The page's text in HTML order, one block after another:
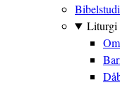
Liturgi